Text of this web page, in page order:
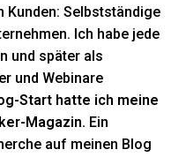
Kunden: Selbstständige
Ich habe jede
und später als
und Webinare
Start hatte ich meine
Magazin. Ein
auf meinen Blog